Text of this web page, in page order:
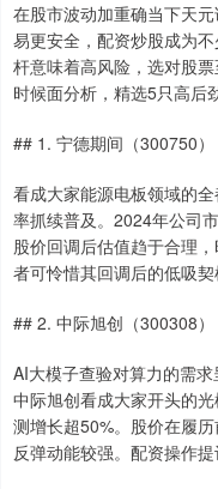
在股市波动加重确当下天
易更安全，配资炒股成为
杆意味着高风险，选对股
时候面分析，精选5只高后
## 1. 宁德期间（300750
看成大家能源电板领域的
率抓续普及。2024年公司
股价回调后估值趋于合理
者可怜惜其回调后的低吸
## 2. 中际旭创（300308
AI大模子查验对算力的需求
中际旭创看成大家开头的
测增长超50%。股价在履
反弹动能较强。配资操作